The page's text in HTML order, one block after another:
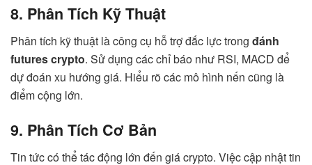
8. Phân Tích Kỹ Thuật
Phân tích kỹ thuật là công cụ hỗ trợ đắc lực trong đánh
futures crypto. Sử dụng các chỉ báo như RSI, MACD để
dự đoán xu hướng giá. Hiểu rõ các mô hình nến cũng là
điểm cộng lớn.
9. Phân Tích Cơ Bản
Tin tức có thể tác động lớn đến giá crypto. Việc cập nhật tin